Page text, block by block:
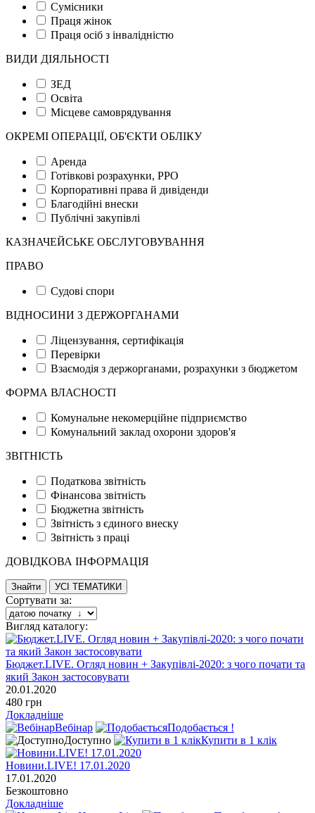
Сумісники
Праця жінок
Праця осіб з інвалідністю
ВИДИ ДІЯЛЬНОСТІ
ЗЕД
Освіта
Місцеве самоврядування
ОКРЕМІ ОПЕРАЦІЇ, ОБ'ЄКТИ ОБЛІКУ
Аренда
Готівкові розрахунки, РРО
Корпоративні права й дивіденди
Благодійні внески
Публічні закупівлі
КАЗНАЧЕЙСЬКЕ ОБСЛУГОВУВАННЯ
ПРАВО
Судові спори
ВІДНОСИНИ З ДЕРЖОРГАНАМИ
Ліцензування, сертифікація
Перевірки
Взаємодія з держорганами, розрахунки з бюджетом
ФОРМА ВЛАСНОСТІ
Комунальне некомерційне підприємство
Комунальний заклад охорони здоров'я
ЗВІТНІСТЬ
Податкова звітність
Фінансова звітність
Бюджетна звітність
Звітність з єдиного внеску
Звітність з праці
ДОВІДКОВА ІНФОРМАЦІЯ
Сортувати за:
Вигляд каталогу:
Бюджет.LIVE. Огляд новин + Закупівлі-2020: з чого почати та
який Закон застосовувати
20.01.2020
480 грн
Докладніше
Вебінар
Подобається !
Доступно
Купити в 1 клік
Новини.LIVE! 17.01.2020
17.01.2020
Безкоштовно
Докладніше